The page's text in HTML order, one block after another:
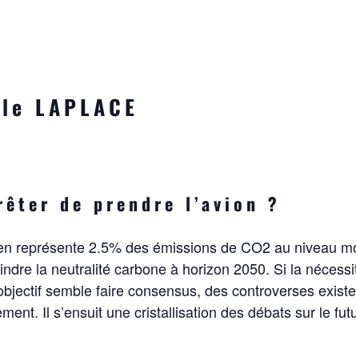
LAPLACE
de prendre l’avion ?
représente 2.5% des émissions de CO2 au niveau
la neutralité carbone à horizon 2050. Si la
semble faire consensus, des controverses
Il s’ensuit une cristallisation des débats sur le